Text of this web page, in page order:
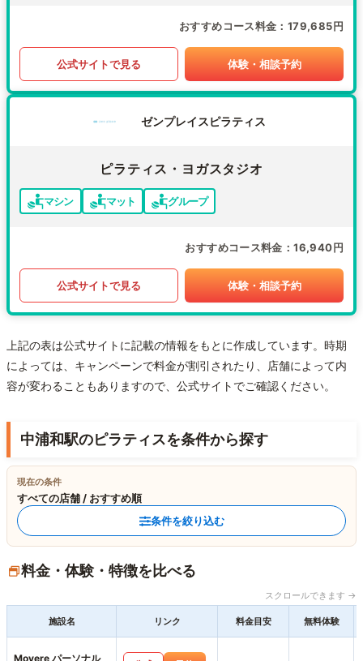
おすすめコース料金 179,685円
公式サイトで見る 体験・相談予約
ゼンプレイスピラティス
ピラティス・ヨガスタジオ
マシン マット グループ
おすすめコース料金 16,940円
公式サイトで見る 体験・相談予約
上記の表は公式サイトに記載の情報をもとに作成しています。時期
によっては、キャンペーンで料金が割引されたり、店舗によって内
容が変わることもありますので、公式サイトでご確認ください。
中浦和駅のピラティスを条件から探す
現在の条件
すべての店舗 / おすすめ順
条件を絞り込む
料金・体験・特徴を比べる
スクロールできます →
施設名 リンク 料金目安 無料体験
Movere パーソナル